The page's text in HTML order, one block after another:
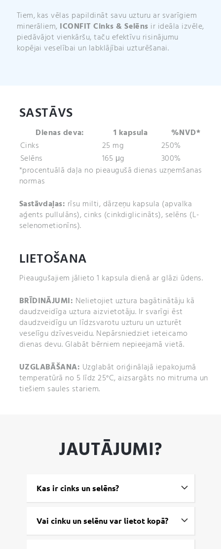
Tiem, kas vēlas papildināt savu uzturu ar svarīgiem
minerāliem, ICONFIT Cinks & Selēns ir ideāla izvēle,
piedāvājot vienkāršu, taču efektīvu risinājumu
kopējai veselībai un labklājībai uzturēšanai.
SASTĀVS
Dienas deva: 1 kapsula
%NVD*
Cinks
25 mg
250%
Selēns
165 μg
300%
*procentuālā daļa no pieaugušā dienas uzņemšanas
normas
Sastāvdaļas: rīsu milti, dārzeņu kapsula (apvalka
aģents pullulāns), cinks (cinkdiglicināts), selēns (L-
selenometionīns).
LIETOŠANA
Pieaugušajiem jālieto 1 kapsula dienā ar glāzi ūdens.
BRĪDINĀJUMI: Nelietojiet uztura bagātinātāju kā
daudzveidīga uztura aizvietotāju. Ir svarīgi ēst
daudzveidīgu un līdzsvarotu uzturu un uzturēt
veselīgu dzīvesveidu. Nepārsniedziet ieteicamo
dienas devu. Glabāt bērniem nepieejamā vietā.
UZGLABĀŠANA: Uzglabāt oriģinālajā iepakojumā
temperatūrā no 5 līdz 25°C, aizsargāts no mitruma un
tiešiem saules stariem.
JAUTĀJUMI?
Kas ir cinks un selēns?
Vai cinku un selēnu var lietot kopā?